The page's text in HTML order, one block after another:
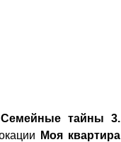
Семейные тайны 3.
Моя квартира